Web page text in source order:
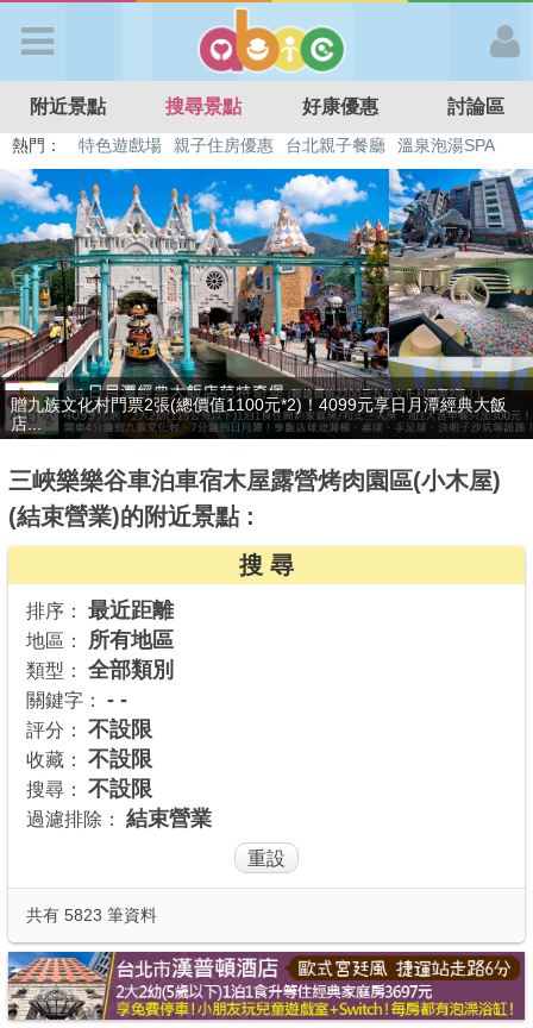
APP登入
首 頁
搜尋景點
好康優惠
最新消息
最新留言
推薦景點
討論區
聯絡我們
附近景點 搜尋景點 好康優惠 討論區
熱門： 特色遊戲場 親子住房優惠 台北親子餐廳
溫泉泡湯SPA
溜滑梯民宿
觀光工廠 DIY摘果 日本親子景點
最後2天，要訂要快！捷絲旅-宜蘭礁溪館3099元起享2大1幼1泊1食住
雙人...
三峽樂樂谷車泊車宿木屋露營烤肉園區(小木屋)
(結束營業)的附近景點 :
搜 尋
排序： 最近距離
地區： 所有地區
類型： 全部類別
關鍵字： - -
評分： 不設限
收藏： 不設限
搜尋： 不設限
過濾排除： 結束營業
共有 5823 筆資料